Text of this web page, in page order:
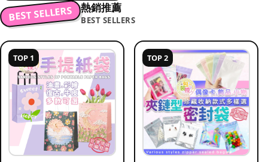
BEST SELLERS 熱銷推薦
BEST SELLERS
TOP 1 TOP 2